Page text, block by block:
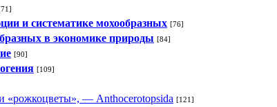
и систематике мохообразных [76]
в экономике природы [84]
[90]
[109]
«рожкоцветы», — Anthocerotopsida [121]